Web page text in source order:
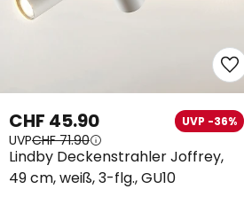
Lindby Deckenstrahler Joffrey,
49 cm, weiß, 3-flg., GU10
CHF 45.90 UVP -36%
UVPCHF 71.90